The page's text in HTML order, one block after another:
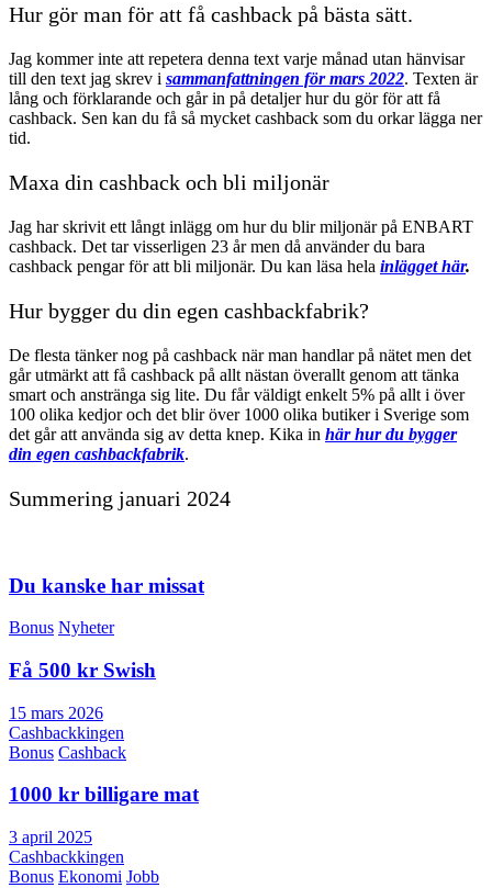
Hur gör man för att få cashback på bästa sätt.
Jag kommer inte att repetera denna text varje månad utan hänvisar
till den text jag skrev i sammanfattningen för mars 2022. Texten är
lång och förklarande och går in på detaljer hur du gör för att få
cashback. Sen kan du få så mycket cashback som du orkar lägga ner
tid.
Maxa din cashback och bli miljonär
Jag har skrivit ett långt inlägg om hur du blir miljonär på ENBART
cashback. Det tar visserligen 23 år men då använder du bara
cashback pengar för att bli miljonär. Du kan läsa hela inlägget här.
Hur bygger du din egen cashbackfabrik?
De flesta tänker nog på cashback när man handlar på nätet men det
går utmärkt att få cashback på allt nästan överallt genom att tänka
smart och anstränga sig lite. Du får väldigt enkelt 5% på allt i över
100 olika kedjor och det blir över 1000 olika butiker i Sverige som
det går att använda sig av detta knep. Kika in här hur du bygger
din egen cashbackfabrik.
Summering januari 2024
Du kanske har missat
Bonus Nyheter
Få 500 kr Swish
15 mars 2026
Cashbackkingen
Bonus Cashback
1000 kr billigare mat
3 april 2025
Cashbackkingen
Bonus Ekonomi Jobb